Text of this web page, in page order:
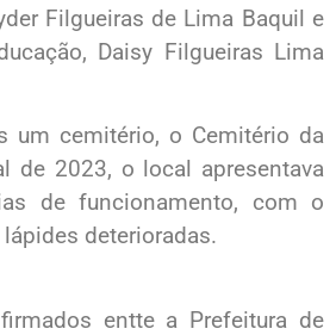
Filgueiras de Lima Baquil e
Daisy Filgueiras Lima
um cemitério, o Cemitério da
de 2023, o local apresentava
de funcionamento, com o
deterioradas.
entte a Prefeitura de